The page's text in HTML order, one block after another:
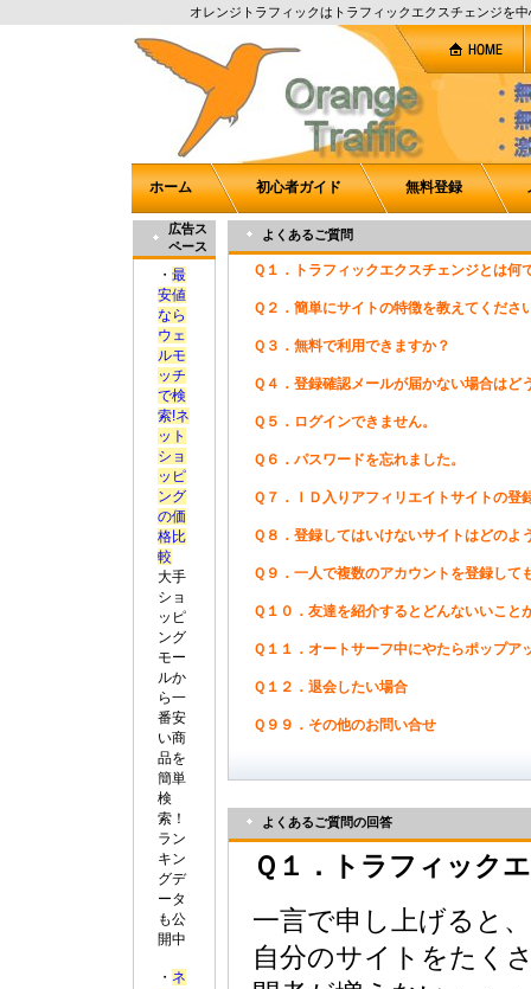
オレンジトラフィックはトラフィックエクスチェンジを
ホーム 初心者ガイド 無料登録
広告ス
ペース
・ 最
安値
なら
ウェ
ルモ
ッチ
で検
索!ネ
ット
ショ
ッピ
ング
の価
格比
較
大手
ショ
ッピ
ング
モー
ルか
ら一
番安
い商
品を
簡単
検
索！
ラン
キン
グデ
ータ
も公
開中
・ ネ
よくあるご質問
Ｑ１．トラフィックエクスチェンジとは何
Ｑ２．簡単にサイトの特徴を教えてくださ
Ｑ３．無料で利用できますか？
Ｑ４．登録確認メールが届かない場合はど
Ｑ５．ログインできません。
Ｑ６．パスワードを忘れました。
Ｑ７．ＩＤ入りアフィリエイトサイトの登
Ｑ８．登録してはいけないサイトはどのよ
Ｑ９．一人で複数のアカウントを登録して
Ｑ１０．友達を紹介するとどんないいこと
Ｑ１１．オートサーフ中にやたらポップア
Ｑ１２．退会したい場合
Ｑ９９．その他のお問い合せ
よくあるご質問の回答
Ｑ１．トラフィック
一言で申し上げると
自分のサイトをたく